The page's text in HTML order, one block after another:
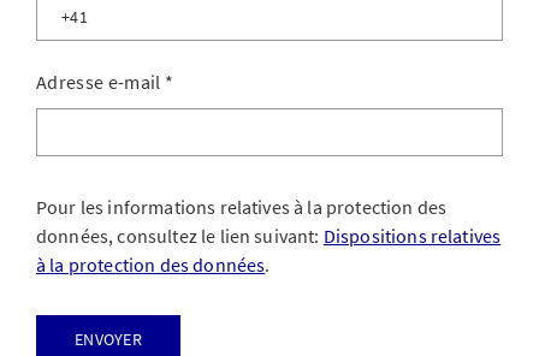
Adresse e-mail *
Pour les informations relatives à la protection des
données, consultez le lien suivant: Dispositions relatives
à la protection des données.
Envoyer